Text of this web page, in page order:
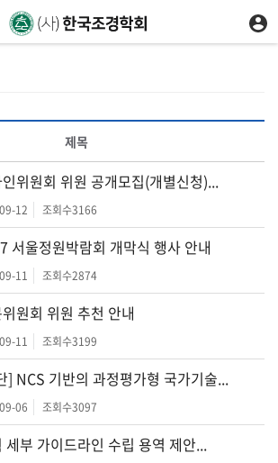
제목
위원회 위원 공개모집(개별신청)...
12 조회수3166
서울정원박람회 개막식 행사 안내
11 조회수2874
원회 위원 추천 안내
11 조회수3199
] NCS 기반의 과정평가형 국가기술...
06 조회수3097
부 가이드라인 수립 용역 제안...